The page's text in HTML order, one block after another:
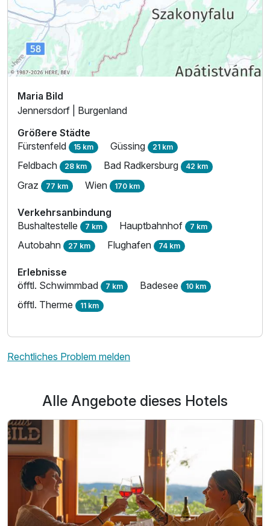
Maria Bild
Jennersdorf | Burgenland
Größere Städte
Fürstenfeld 15 km Güssing 21 km
Feldbach 28 km Bad Radkersburg 42 km
Graz 77 km Wien 170 km
Verkehrsanbindung
Bushaltestelle 7 km Hauptbahnhof 7 km
Autobahn 27 km Flughafen 74 km
Erlebnisse
öfftl. Schwimmbad 7 km Badesee 10 km
öfftl. Therme 11 km
Rechtliches Problem melden
Alle Angebote dieses Hotels